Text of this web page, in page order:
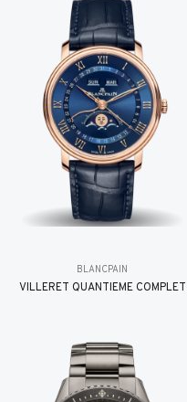
BLANCPAIN
VILLERET QUANTIÈME COMPLET